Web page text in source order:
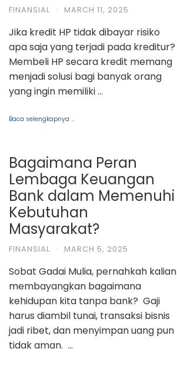
FINANSIAL · MARCH 11, 2025
Jika kredit HP tidak dibayar risiko
apa saja yang terjadi pada kreditur?
Membeli HP secara kredit memang
menjadi solusi bagi banyak orang
yang ingin memiliki …
Baca selengkapnya ...
Bagaimana Peran
Lembaga Keuangan
Bank dalam Memenuhi
Kebutuhan
Masyarakat?
FINANSIAL · MARCH 5, 2025
Sobat Gadai Mulia, pernahkah kalian
membayangkan bagaimana
kehidupan kita tanpa bank? Gaji
harus diambil tunai, transaksi bisnis
jadi ribet, dan menyimpan uang pun
tidak aman. …